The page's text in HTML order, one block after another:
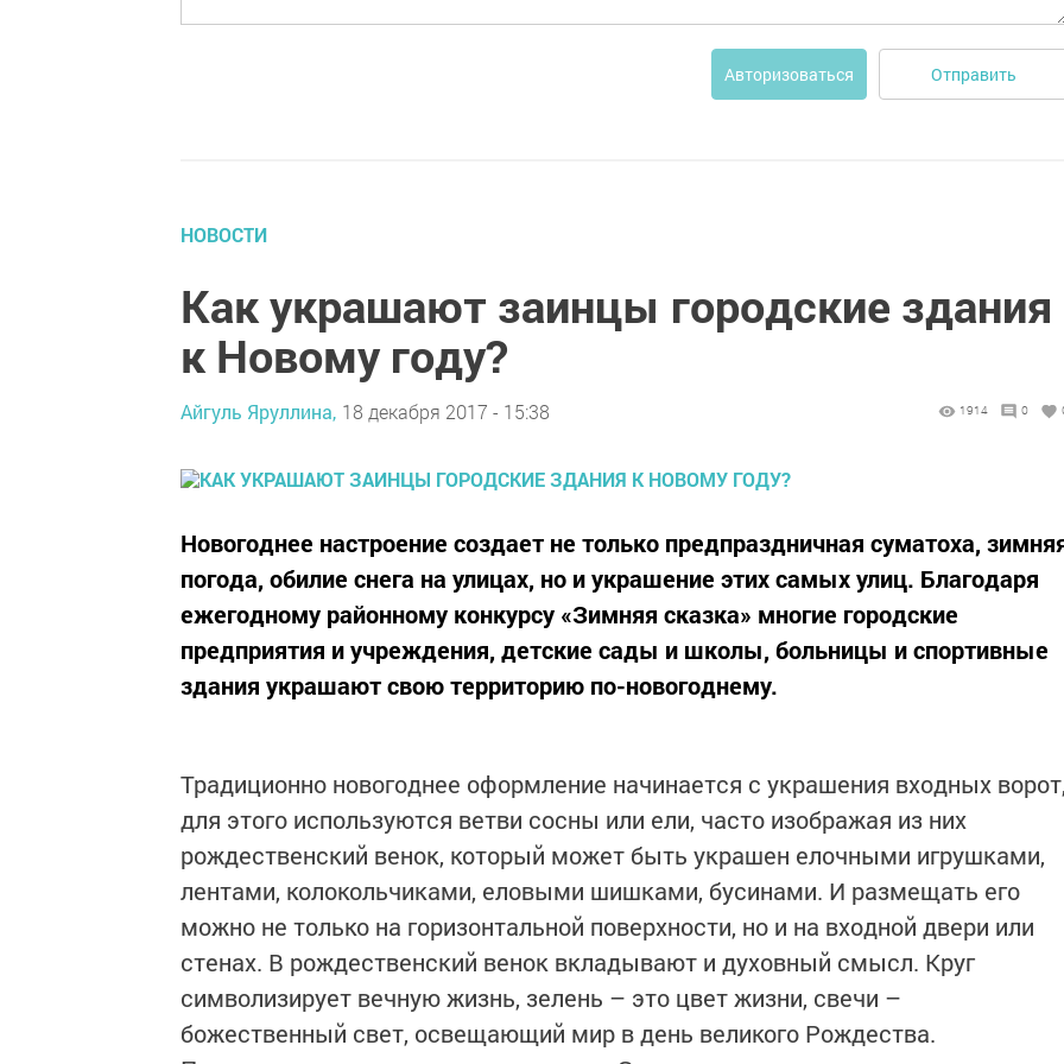
Авторизоваться Отправить
НОВОСТИ
Как украшают заинцы городские здания
к Новому году?
Айгуль Яруллина, 18 декабря 2017 - 15:38 1914 0
Новогоднее настроение создает не только предпраздничная суматоха,
погода, обилие снега на улицах, но и украшение этих самых улиц. Благодаря
ежегодному районному конкурсу «Зимняя сказка» многие городские
предприятия и учреждения, детские сады и школы, больницы и спортивные
здания украшают свою территорию по-новогоднему.
Традиционно новогоднее оформление начинается с украшения входных
для этого используются ветви сосны или ели, часто изображая из них
рождественский венок, который может быть украшен елочными игрушками,
лентами, колокольчиками, еловыми шишками, бусинами. И размещать его
можно не только на горизонтальной поверхности, но и на входной двери или
стенах. В рождественский венок вкладывают и духовный смысл. Круг
символизирует вечную жизнь, зелень – это цвет жизни, свечи –
божественный свет, освещающий мир в день великого Рождества.